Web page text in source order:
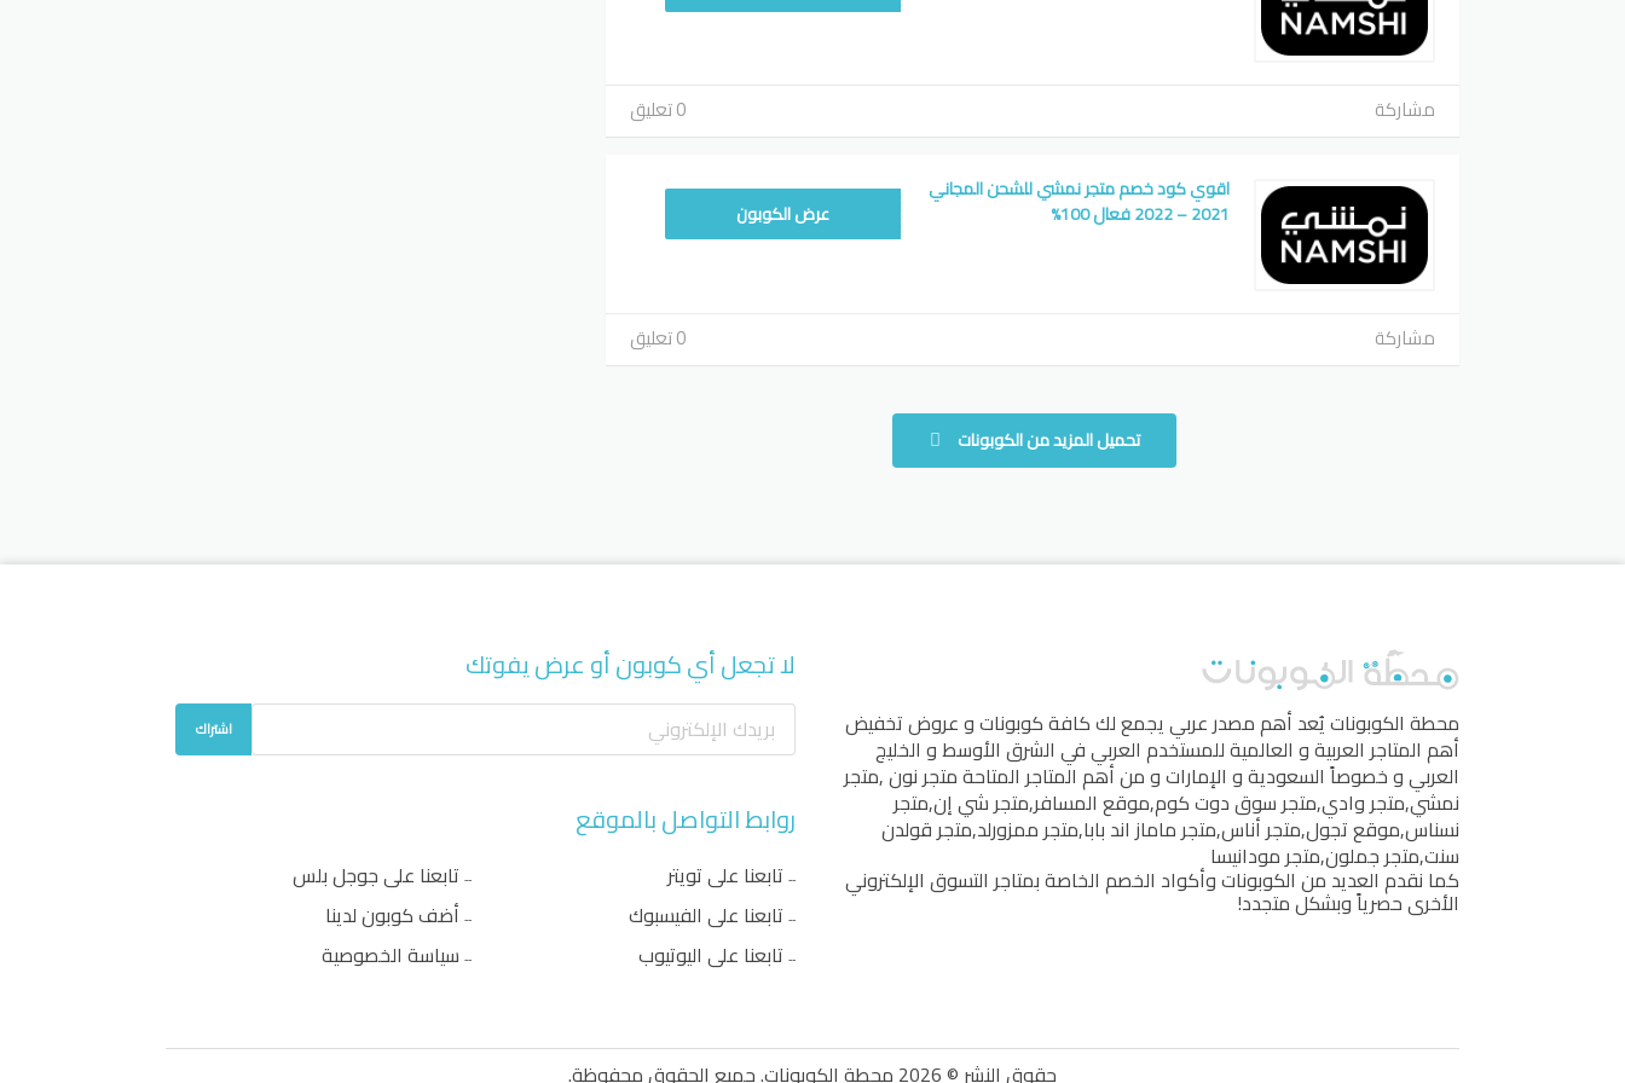
مشاركة 0 تعليق
اقوي كود خصم متجر نمشي للشحن المجاني
2021 – 2022 فعال 100%
عرض الكوبون
مشاركة 0 تعليق
تحميل المزيد من الكوبونات
محطة الكوبوناتيُعد أهم مصدر عربي يجمع لك كافة كوبونات و عروض تخفيض
أهم المتاجر العربية و العالمية للمستخدم العربي في الشرق الأوسط و الخليج
العربي و خصوصاً السعودية و الإمارات و من أهم المتاجر المتاحةمتجر نون,متجر
نمشي,متجر وادي,متجر سوق دوت كوم,موقع المسافر,متجر شي إن,متجر
نسناس,موقع تجول,متجر أناس,متجر ماماز اند بابا,متجر ممزورلد,متجر قولدن
سنت,متجر جملون,متجر مودانيسا
كما نقدم العديد من الكوبونات وأكواد الخصم الخاصة بمتاجر التسوق الإلكتروني
الأخرى حصرياً وبشكل متجدد!
لا تجعل أي كوبون أو عرض يفوتك
اشتراك
روابط التواصل بالموقع
تابعنا على تويتر
تابعنا على الفيسبوك
تابعنا على اليوتيوب
تابعنا على جوجل بلس
أضف كوبون لدينا
سياسة الخصوصية
حقوق النشر © 2026 محطة الكوبونات. جميع الحقوق محفوظة.